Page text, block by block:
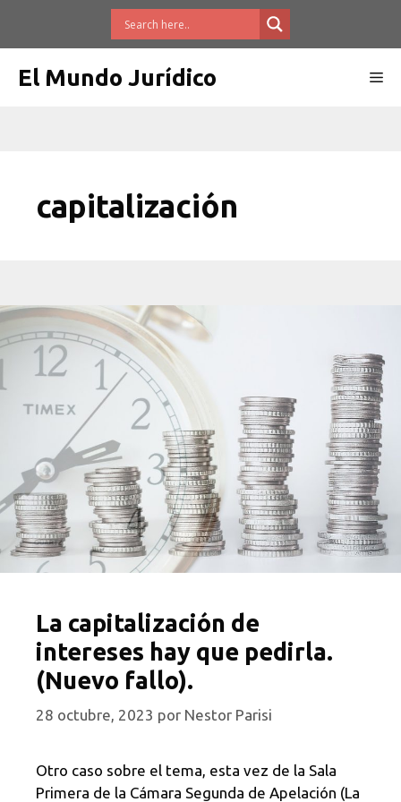
El Mundo Jurídico
capitalización
La capitalización de
intereses hay que pedirla.
(Nuevo fallo).
28 octubre, 2023 por Nestor Parisi
Otro caso sobre el tema, esta vez de la Sala
Primera de la Cámara Segunda de Apelación (La